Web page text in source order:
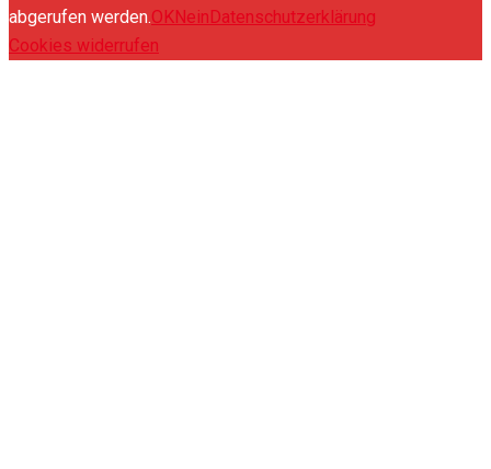
abgerufen werden.OKNeinDatenschutzerklärung
Cookies widerrufen